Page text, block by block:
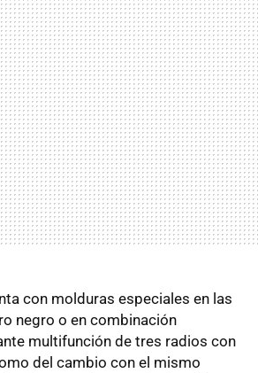
con molduras especiales en las
negro o en combinación
multifunción de tres radios con
del cambio con el mismo